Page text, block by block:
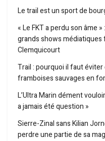
Le trail est un sport de
« Le FKT a perdu son âme
grands shows médiatiques
Clemquicourt
Trail : pourquoi il faut
framboises sauvages en
L’Ultra Marin dément
a jamais été question »
Sierre-Zinal sans Kilian
perdre une partie de sa